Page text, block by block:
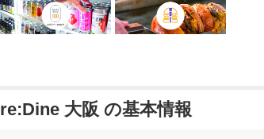
re:Dine 大阪 の基本情報